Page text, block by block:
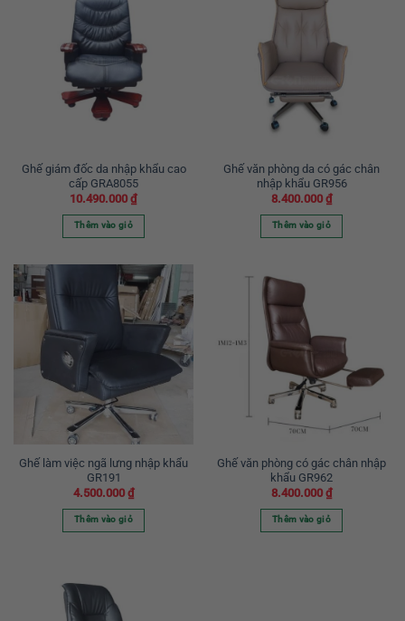
Ghế giám đốc da nhập khẩu cao
cấp GRA8055
10.490.000 ₫
Thêm vào giỏ
Ghế văn phòng da có gác chân
nhập khẩu GR956
8.400.000 ₫
Thêm vào giỏ
Ghế làm việc ngã lưng nhập khẩu
GR191
4.500.000 ₫
Thêm vào giỏ
Ghế văn phòng có gác chân nhập
khẩu GR962
8.400.000 ₫
Thêm vào giỏ